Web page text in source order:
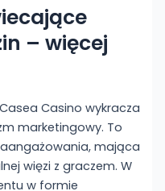
– więcej
Casino wykracza
marketingowy. To
mająca
więzi z graczem. W
w formie